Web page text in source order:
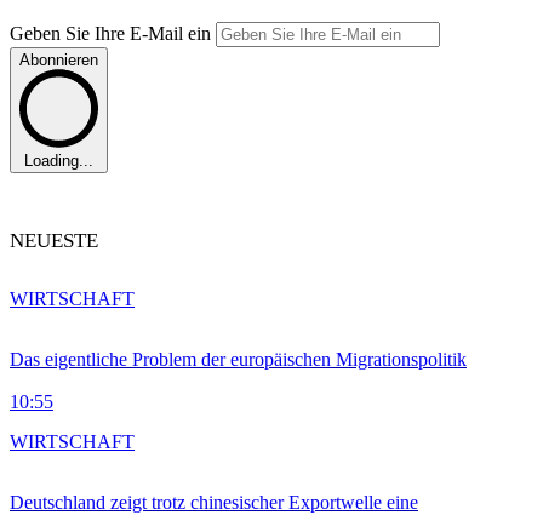
Geben Sie Ihre E-Mail ein
Abonnieren
Loading...
NEUESTE
Das eigentliche Problem der europäischen Migrationspolitik
10:55
WIRTSCHAFT
Deutschland zeigt trotz chinesischer Exportwelle eine
WIRTSCHAFT